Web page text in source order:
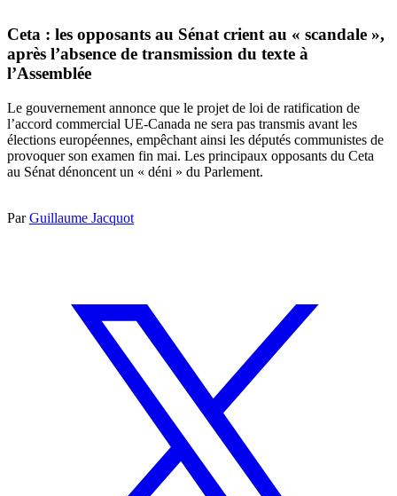
Ceta : les opposants au Sénat crient au « scandale »,
après l’absence de transmission du texte à
l’Assemblée
Le gouvernement annonce que le projet de loi de ratification de
l’accord commercial UE-Canada ne sera pas transmis avant les
élections européennes, empêchant ainsi les députés communistes de
provoquer son examen fin mai. Les principaux opposants du Ceta
au Sénat dénoncent un « déni » du Parlement.
ParGuillaume Jacquot